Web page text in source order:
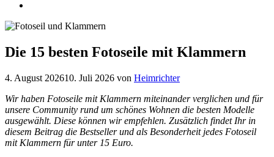
Die 15 besten Fotoseile mit Klammern
4. August 202610. Juli 2026 von Heimrichter
Wir haben Fotoseile mit Klammern miteinander verglichen und für
unsere Community rund um schönes Wohnen die besten Modelle
ausgewählt. Diese können wir empfehlen. Zusätzlich findet Ihr in
diesem Beitrag die Bestseller und als Besonderheit jedes Fotoseil
mit Klammern für unter 15 Euro.